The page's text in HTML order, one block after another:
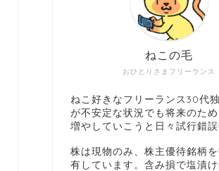
おひとりさまフリーランス
ねこの毛
ねこ好きなフリーランス30代
が不安定な状況でも将来のた
増やしていこうと日々試行錯誤
株は現物のみ、株主優待銘柄
有しています。含み損で塩漬